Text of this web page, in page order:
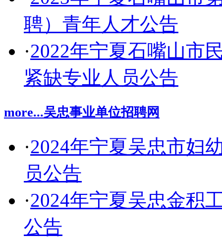
聘）青年人才公告
·2022年宁夏石嘴山市
紧缺专业人员公告
more...吴忠事业单位招聘网
·2024年宁夏吴忠市妇
员公告
·2024年宁夏吴忠金积
公告